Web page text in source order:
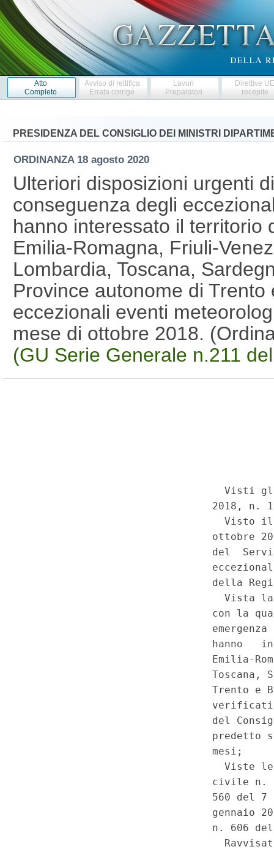
Atto
Completo
Avviso di rettifica
Errata corrige
Lavori
Preparatori
Direttive
recepite
PRESIDENZA DEL CONSIGLIO DEI MINISTRI
ORDINANZA 18 agosto 2020
Ulteriori disposizioni urgenti
conseguenza degli
hanno interessato il territorio
Emilia-Romagna, Friuli-
Lombardia, Toscana,
Province autonome di
eccezionali eventi
mese di ottobre 2018.
(GU Serie Generale n.211